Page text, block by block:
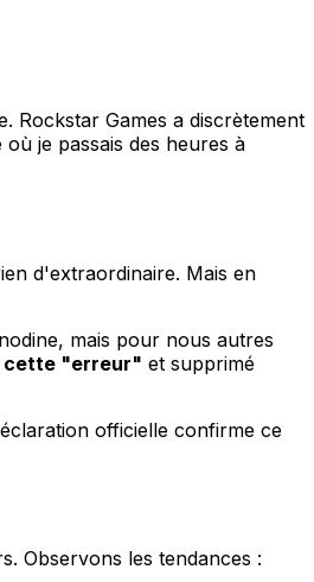
Rockstar Games a discrètement
je passais des heures à
d'extraordinaire. Mais en
mais pour nous autres
cette "erreur" et supprimé
officielle confirme ce
Observons les tendances :